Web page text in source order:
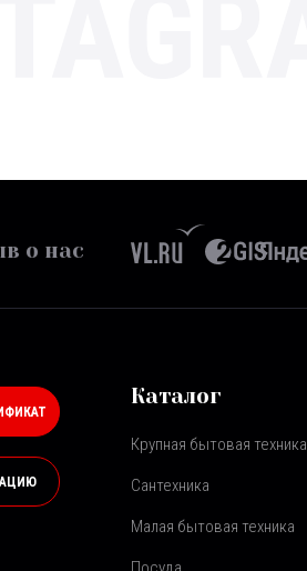
о нас
Каталог
Крупная бытовая техника
Сантехника
Малая бытовая техника